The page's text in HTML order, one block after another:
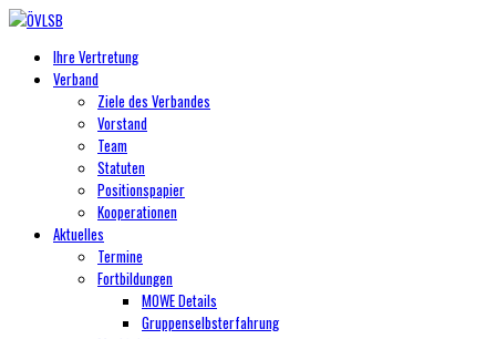
Ihre Vertretung
Verband
Ziele des Verbandes
Vorstand
Team
Statuten
Positionspapier
Kooperationen
Aktuelles
Termine
Fortbildungen
MOWE Details
Gruppenselbsterfahrung